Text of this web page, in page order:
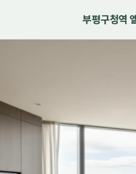
부평구청역